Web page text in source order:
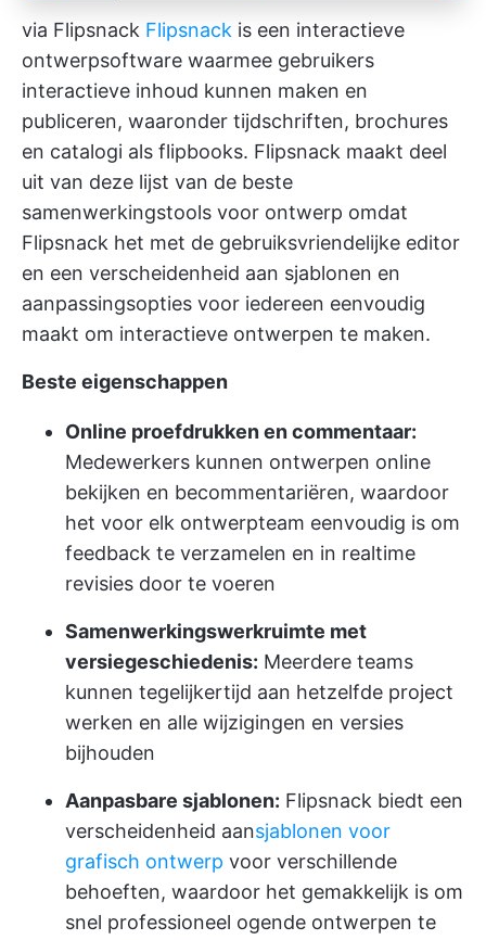
via Flipsnack Flipsnack is een interactieve
ontwerpsoftware waarmee gebruikers
interactieve inhoud kunnen maken en
publiceren, waaronder tijdschriften, brochures
en catalogi als flipbooks. Flipsnack maakt deel
uit van deze lijst van de beste
samenwerkingstools voor ontwerp omdat
Flipsnack het met de gebruiksvriendelijke editor
en een verscheidenheid aan sjablonen en
aanpassingsopties voor iedereen eenvoudig
maakt om interactieve ontwerpen te maken.
Beste eigenschappen
Online proefdrukken en commentaar:
Medewerkers kunnen ontwerpen online
bekijken en becommentariëren, waardoor
het voor elk ontwerpteam eenvoudig is om
feedback te verzamelen en in realtime
revisies door te voeren
Samenwerkingswerkruimte met
versiegeschiedenis: Meerdere teams
kunnen tegelijkertijd aan hetzelfde project
werken en alle wijzigingen en versies
bijhouden
Aanpasbare sjablonen: Flipsnack biedt een
verscheidenheid aansjablonen voor
grafisch ontwerp voor verschillende
behoeften, waardoor het gemakkelijk is om
snel professioneel ogende ontwerpen te